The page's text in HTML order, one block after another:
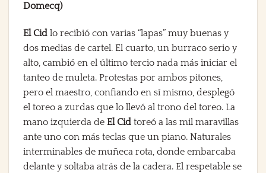
Domecq)
El Cid lo recibió con varias “lapas” muy buenas y
dos medias de cartel. El cuarto, un burraco serio y
alto, cambió en el último tercio nada más iniciar el
tanteo de muleta. Protestas por ambos pitones,
pero el maestro, confiando en sí mismo, desplegó
el toreo a zurdas que lo llevó al trono del toreo. La
mano izquierda de El Cid toreó a las mil maravillas
ante uno con más teclas que un piano. Naturales
interminables de muñeca rota, donde embarcaba
delante y soltaba atrás de la cadera. El respetable se